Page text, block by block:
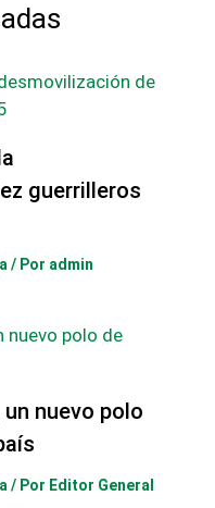
guerrilleros
/ Por admin
nuevo polo
/ Por Editor General